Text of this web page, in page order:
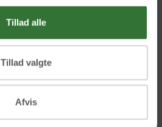
Tillad alle
Tillad valgte
Afvis